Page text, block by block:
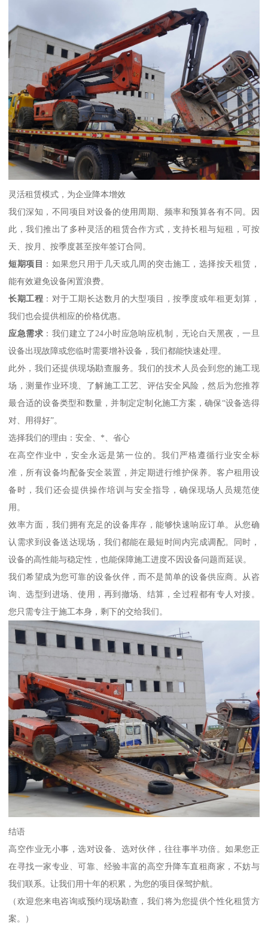
灵活租赁模式，为企业降本增效
我们深知，不同项目对设备的使用周期、频率和预算各有不同。因
此，我们推出了多种灵活的租赁合作方式，支持长租与短租，可按
天、按月、按季度甚至按年签订合同。
短期项目
：如果您只用于几天或几周的突击施工，选择按天租赁，
能有效避免设备闲置浪费。
长期工程 ：对于工期长达数月的大型项目，按季度或年租更划算，
我们也会提供相应的价格优惠。
应急需求 ：我们建立了24小时应急响应机制，无论白天黑夜，一旦
设备出现故障或您临时需要增补设备，我们都能快速处理。
此外，我们还提供现场勘查服务。我们的技术人员会到您的施工现
场，测量作业环境、了解施工工艺、评估安全风险，然后为您推荐
最合适的设备类型和数量，并制定定制化施工方案，确保“设备选得
对、用得好”。
选择我们的理由：安全、*、省心
在高空作业中，安全永远是第一位的。我们严格遵循行业安全标
准，所有设备均配备安全装置，并定期进行维护保养。客户租用设
备时，我们还会提供操作培训与安全指导，确保现场人员规范使
用。
效率方面，我们拥有充足的设备库存，能够快速响应订单。从您确
认需求到设备送达现场，我们都能在最短时间内完成调配。同时，
设备的高性能与稳定性，也能保障施工进度不因设备问题而延误。
我们希望成为您可靠的设备伙伴，而不是简单的设备供应商。从咨
询、选型到进场、使用，再到撤场、结算，全过程都有专人对接。
您只需专注于施工本身，剩下的交给我们。
结语
高空作业无小事，选对设备、选对伙伴，往往事半功倍。如果您正
在寻找一家专业、可靠、经验丰富的高空升降车直租商家，不妨与
我们联系。让我们用十年的积累，为您的项目保驾护航。
（欢迎您来电咨询或预约现场勘查，我们将为您提供个性化租赁方
案。）